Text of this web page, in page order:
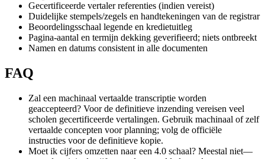
Gecertificeerde vertaler referenties (indien vereist)
Duidelijke stempels/zegels en handtekeningen van de registrar
Beoordelingsschaal legende en kredietuitleg
Pagina-aantal en termijn dekking geverifieerd; niets ontbreekt
Namen en datums consistent in alle documenten
FAQ
Zal een machinaal vertaalde transcriptie worden
geaccepteerd? Voor de definitieve inzending vereisen veel
scholen gecertificeerde vertalingen. Gebruik machinaal of zelf
vertaalde concepten voor planning; volg de officiële
instructies voor de definitieve kopie.
Moet ik cijfers omzetten naar een 4.0 schaal? Meestal niet—